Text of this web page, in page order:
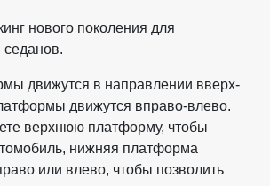
нового поколения для
движутся в направлении вверх-
движутся вправо-влево.
верхнюю платформу, чтобы
нижняя платформа
или влево, чтобы позволить